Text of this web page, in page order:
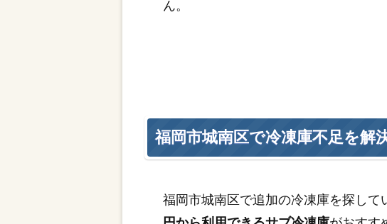
ん。
福岡市城南区で冷凍庫不足を解
福岡市城南区で追加の冷凍庫を探して